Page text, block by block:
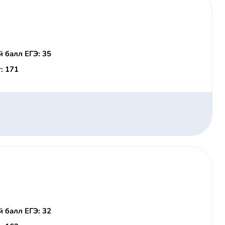
балл ЕГЭ: 35
171
балл ЕГЭ: 32